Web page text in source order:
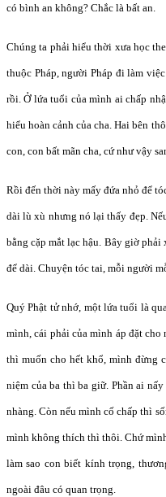
có bình an không? Chắc là bất an.
Chúng ta phải hiểu thời xưa học
thuộc Pháp, người Pháp đi làm
rồi. Ở lứa tuổi của mình ai chấp
hiểu hoàn cảnh của cha. Hai bên
con, con bất mãn cha, cứ như vậy
Rồi đến thời này mấy đứa nhỏ để
dài lù xù nhưng nó lại thấy đẹp.
bằng cặp mắt lạc hậu. Bây giờ
để dài. Chuyện tóc tai, mỗi người
Quý Phật tử nhớ, một lứa tuổi là
mình, cái phải của mình áp đặt
thì muốn cho hết khổ, mình đừng
niệm của ba thì ba giữ. Phần ai
nhàng. Còn nếu mình cố chấp thì
mình không thích thì thôi. Chứ
làm sao con biết kính trọng,
ngoài đâu có quan trọng.